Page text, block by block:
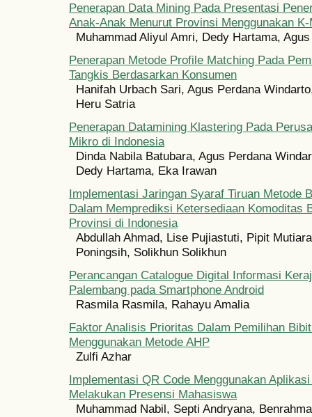
Penerapan Data Mining Pada Presentasi
Anak-Anak Menurut Provinsi Menggunakan
Muhammad Aliyul Amri, Dedy Hartama,
Penerapan Metode Profile Matching Pada
Tangkis Berdasarkan Konsumen
Hanifah Urbach Sari, Agus Perdana
Heru Satria
Penerapan Datamining Klastering Pada
Mikro di Indonesia
Dinda Nabila Batubara, Agus Perdana
Dedy Hartama, Eka Irawan
Implementasi Jaringan Syaraf Tiruan Metode
Dalam Memprediksi Ketersediaan Komoditas
Provinsi di Indonesia
Abdullah Ahmad, Lise Pujiastuti, Pipit
Poningsih, Solikhun Solikhun
Perancangan Catalogue Digital Informasi
Palembang pada Smartphone Android
Rasmila Rasmila, Rahayu Amalia
Faktor Analisis Prioritas Dalam Pemilihan
Menggunakan Metode AHP
Zulfi Azhar
Implementasi QR Code Menggunakan
Melakukan Presensi Mahasiswa
Muhammad Nabil, Septi Andryana,